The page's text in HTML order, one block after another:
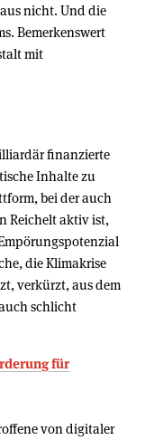
nicht. Und die
Bemerkenswert
mit
finanzierte
Inhalte zu
bei der auch
Reichelt aktiv ist,
die Klimakrise
verkürzt, aus dem
schlicht
für
von digitaler